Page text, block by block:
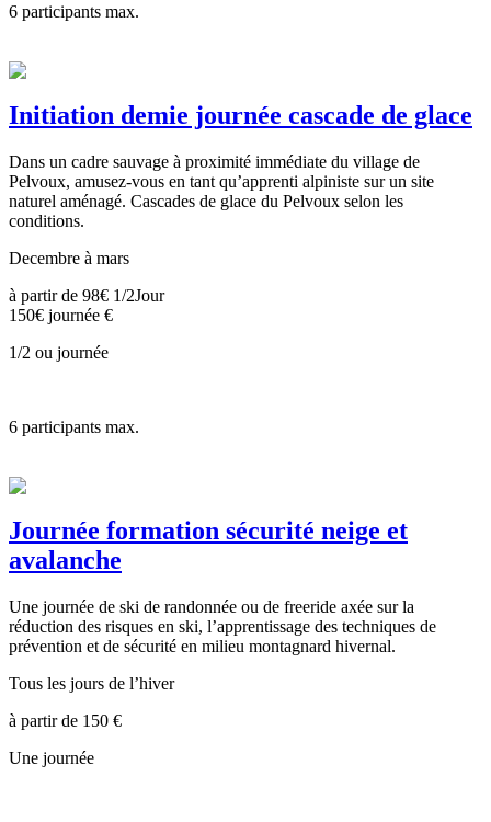
6 participants max.
Initiation demie journée cascade de glace
Dans un cadre sauvage à proximité immédiate du village de
Pelvoux, amusez-vous en tant qu’apprenti alpiniste sur un site
naturel aménagé. Cascades de glace du Pelvoux selon les
conditions.
Decembre à mars
à partir de 98€ 1/2Jour
150€ journée €
1/2 ou journée
6 participants max.
Journée formation sécurité neige et
avalanche
Une journée de ski de randonnée ou de freeride axée sur la
réduction des risques en ski, l’apprentissage des techniques de
prévention et de sécurité en milieu montagnard hivernal.
Tous les jours de l’hiver
à partir de 150 €
Une journée